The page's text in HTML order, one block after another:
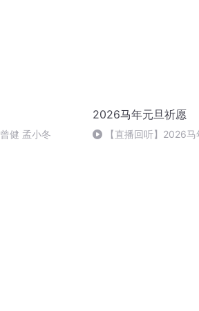
健 孟小冬
2026马年元旦祈愿
【直播回听】2026马